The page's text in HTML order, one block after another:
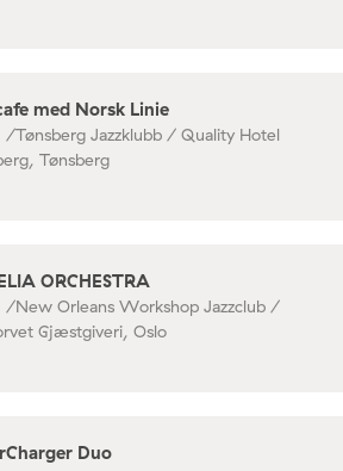
med Norsk Linie
/Tønsberg Jazzklubb / Quality Hotel
Tønsberg
ORCHESTRA
/New Orleans Workshop Jazzclub /
Gjæstgiveri, Oslo
Duo